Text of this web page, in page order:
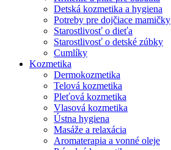
Detská kozmetika a hygiena
Potreby pre dojčiace mamičky
Starostlivosť o dieťa
Starostlivosť o detské zúbky
Cumlíky
Kozmetika
Dermokozmetika
Telová kozmetika
Pleťová kozmetika
Vlasová kozmetika
Ústna hygiena
Masáže a relaxácia
Aromaterapia a vonné oleje